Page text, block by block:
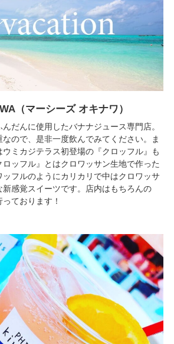
（マーシーズ オキナワ）
だんに使用したバナナジュース専門店。
ので、是非一度飲んでみてください。ま
ミカジテラス初登場の『クロッフル』も
ッフル』とはクロワッサン生地で作った
ッフルのようにカリカリで中はクロワッサ
新感覚スイーツです。店内はもちろんの
ております！